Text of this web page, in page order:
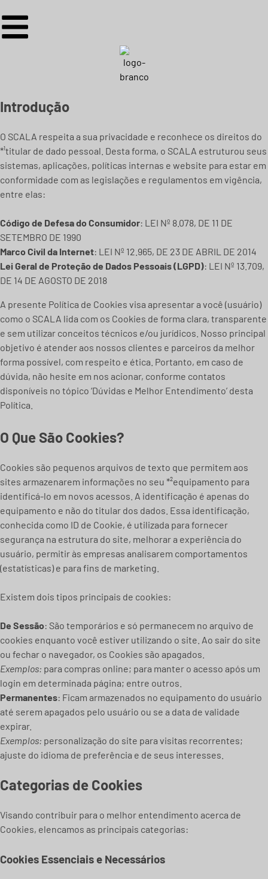
Introdução
O SCALA respeita a sua privacidade e reconhece os direitos do
*¹titular de dado pessoal. Desta forma, o SCALA estruturou seus
sistemas, aplicações, políticas internas e website para estar em
conformidade com as legislações e regulamentos em vigência,
entre elas:
Código de Defesa do Consumidor: LEI Nº 8.078, DE 11 DE
SETEMBRO DE 1990
Marco Civil da Internet: LEI Nº 12.965, DE 23 DE ABRIL DE 2014
Lei Geral de Proteção de Dados Pessoais (LGPD): LEI Nº 13.709,
DE 14 DE AGOSTO DE 2018
A presente Política de Cookies visa apresentar a você (usuário)
como o SCALA lida com os Cookies de forma clara, transparente
e sem utilizar conceitos técnicos e/ou jurídicos. Nosso principal
objetivo é atender aos nossos clientes e parceiros da melhor
forma possível, com respeito e ética. Portanto, em caso de
dúvida, não hesite em nos acionar, conforme contatos
disponíveis no tópico ‘Dúvidas e Melhor Entendimento’ desta
Política.
O Que São Cookies?
Cookies são pequenos arquivos de texto que permitem aos
sites armazenarem informações no seu *²equipamento para
identificá-lo em novos acessos. A identificação é apenas do
equipamento e não do titular dos dados. Essa identificação,
conhecida como ID de Cookie, é utilizada para fornecer
segurança na estrutura do site, melhorar a experiência do
usuário, permitir às empresas analisarem comportamentos
(estatísticas) e para fins de marketing.
Existem dois tipos principais de cookies:
De Sessão: São temporários e só permanecem no arquivo de
cookies enquanto você estiver utilizando o site. Ao sair do site
ou fechar o navegador, os Cookies são apagados.
Exemplos: para compras online; para manter o acesso após um
login em determinada página; entre outros.
Permanentes: Ficam armazenados no equipamento do usuário
até serem apagados pelo usuário ou se a data de validade
expirar.
Exemplos: personalização do site para visitas recorrentes;
ajuste do idioma de preferência e de seus interesses.
Categorias de Cookies
Visando contribuir para o melhor entendimento acerca de
Cookies, elencamos as principais categorias:
Cookies Essenciais e Necessários